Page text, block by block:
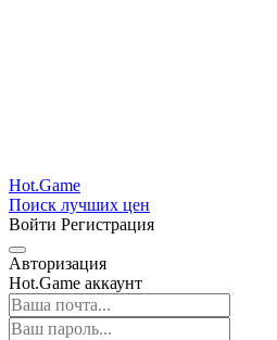
Hot.Game
Поиск лучших цен
Войти Регистрация
Авторизация
Hot.Game аккаунт